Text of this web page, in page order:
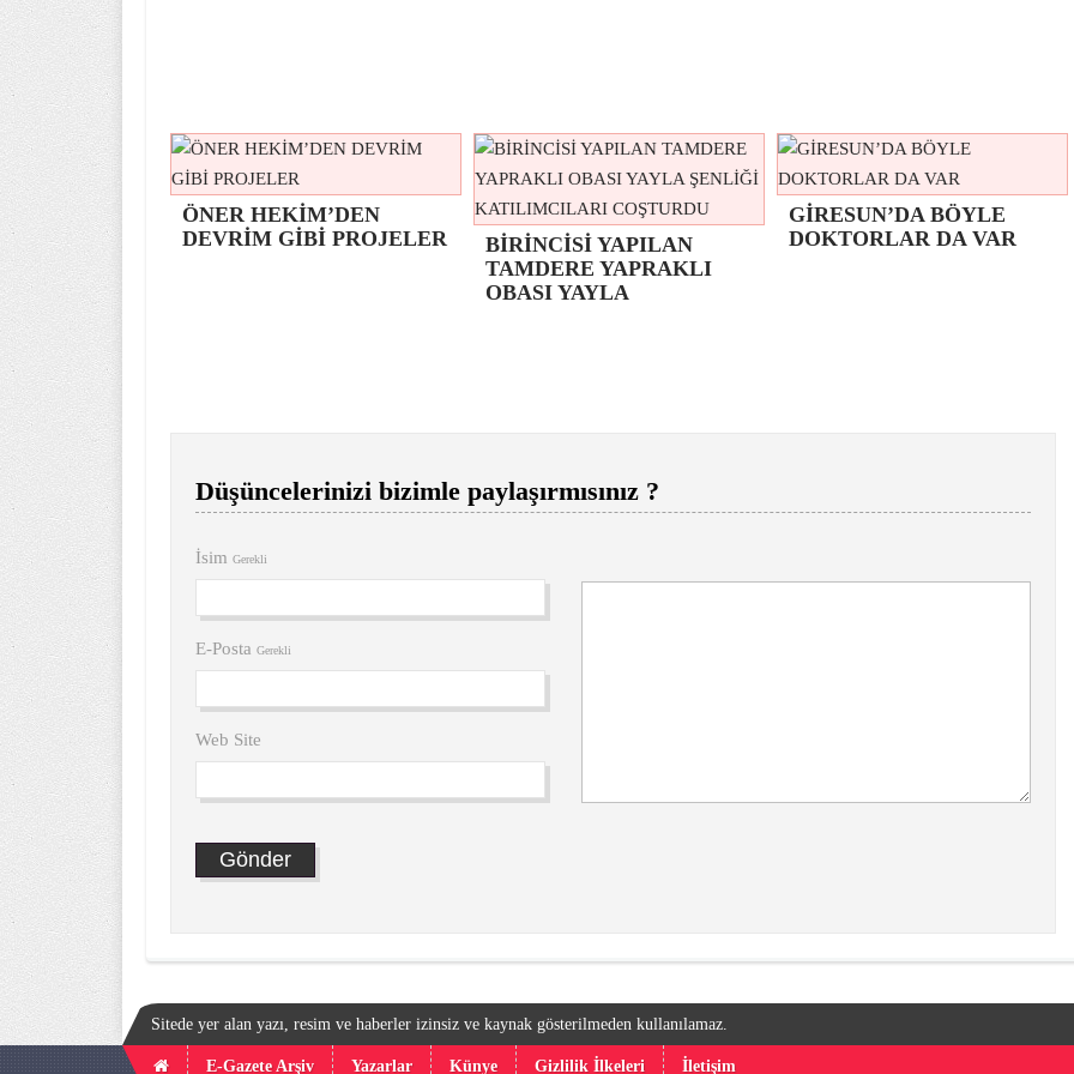
ÖNER HEKİM’DEN
DEVRİM GİBİ PROJELER
BİRİNCİSİ YAPILAN
TAMDERE YAPRAKLI
OBASI YAYLA
GİRESUN’DA BÖYLE
DOKTORLAR DA VAR
Düşüncelerinizi bizimle paylaşırmısınız ?
İsim Gerekli
E-Posta Gerekli
Web Site
Sitede yer alan yazı, resim ve haberler izinsiz ve kaynak gösterilmeden kullanılamaz.
E-Gazete Arşiv Yazarlar Künye Gizlilik İlkeleri İletişim